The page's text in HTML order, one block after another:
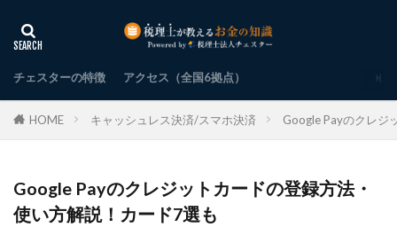
チェスターの特徴 アクセス（全国6拠点）
HOME キャッシュレス決済/スマホ決済 Google Payのクレジ
Google Payのクレジットカードの登録方法・
使い方解説！カード7選も